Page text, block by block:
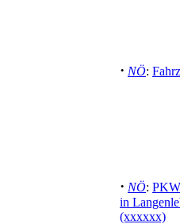
· NÖ:
· NÖ:
in
(xxxxxx)